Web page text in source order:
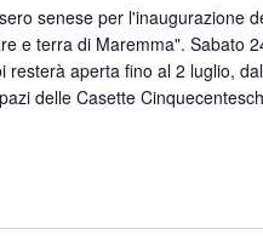
senese per l'inaugurazione
e terra di Maremma". Sabato
resterà aperta fino al 2 luglio,
delle Casette